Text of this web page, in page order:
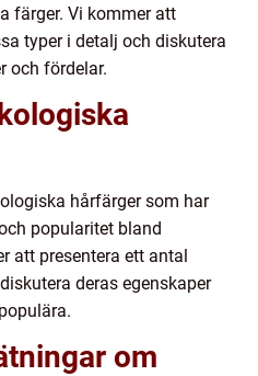
färger. Vi kommer att
typer i detalj och diskutera
och fördelar.
hårfärger som har
popularitet bland
att presentera ett antal
deras egenskaper
om